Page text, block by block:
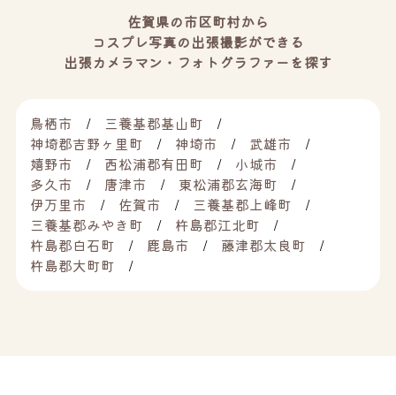
佐賀県の市区町村から
コスプレ写真の出張撮影ができる
出張カメラマン・フォトグラファーを探す
鳥栖市
三養基郡基山町
神埼郡吉野ヶ里町
神埼市
武雄市
嬉野市
西松浦郡有田町
小城市
多久市
唐津市
東松浦郡玄海町
伊万里市
佐賀市
三養基郡上峰町
三養基郡みやき町
杵島郡江北町
杵島郡白石町
鹿島市
藤津郡太良町
杵島郡大町町